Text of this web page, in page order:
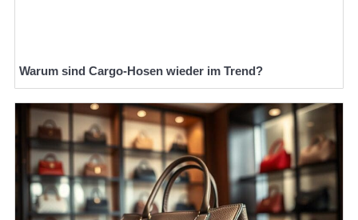
Warum sind Cargo-Hosen wieder im Trend?